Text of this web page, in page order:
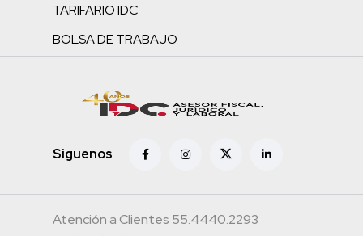
TARIFARIO IDC
BOLSA DE TRABAJO
Siguenos
Atención a Clientes 55.4440.2293